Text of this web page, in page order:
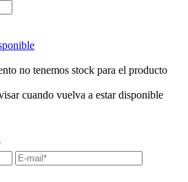
no tenemos stock para el producto
cuando vuelva a estar disponible